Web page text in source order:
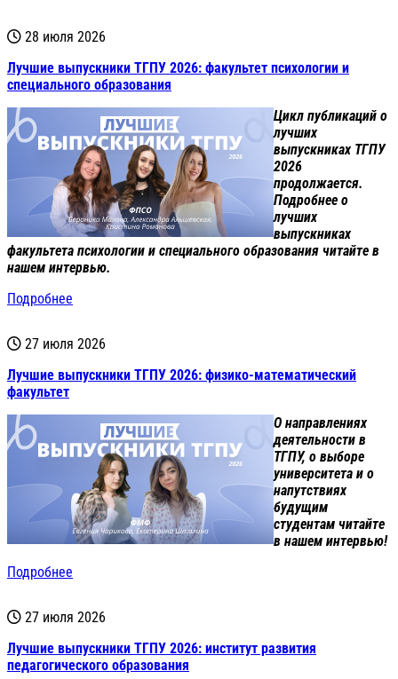
28 июля 2026
Лучшие выпускники ТГПУ 2026: факультет психологии и
специального образования
Цикл публикаций о
лучших
выпускниках ТГПУ
2026
продолжается.
Подробнее о
лучших
выпускниках
факультета психологии и специального образования читайте в
нашем интервью.
Подробнее
27 июля 2026
Лучшие выпускники ТГПУ 2026: физико-математический
факультет
О направлениях
деятельности в
ТГПУ, о выборе
университета и о
напутствиях
будущим
студентам читайте
в нашем интервью!
Подробнее
27 июля 2026
Лучшие выпускники ТГПУ 2026: институт развития
педагогического образования